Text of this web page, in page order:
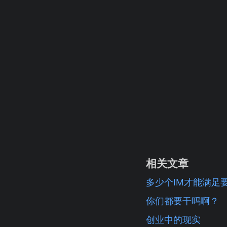
相关文章
多少个IM才能满足
你们都要干吗啊？
创业中的现实